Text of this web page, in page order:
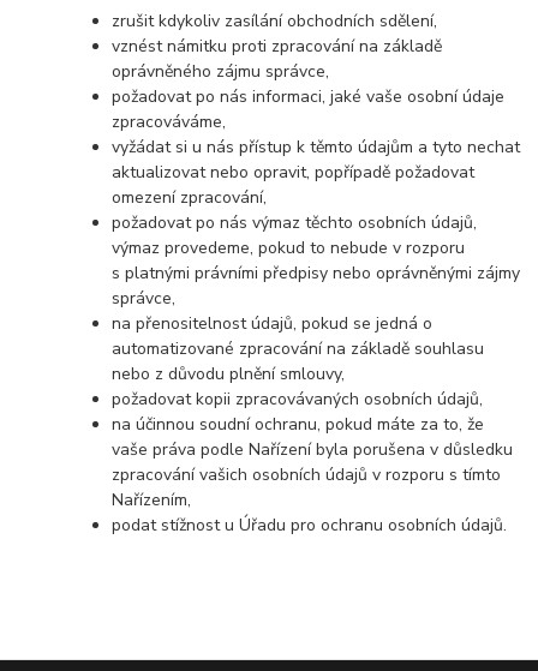
zrušit kdykoliv zasílání obchodních sdělení,
vznést námitku proti zpracování na základě
oprávněného zájmu správce,
požadovat po nás informaci, jaké vaše osobní údaje
zpracováváme,
vyžádat si u nás přístup k těmto údajům a tyto nechat
aktualizovat nebo opravit, popřípadě požadovat
omezení zpracování,
požadovat po nás výmaz těchto osobních údajů,
výmaz provedeme, pokud to nebude v rozporu
s platnými právními předpisy nebo oprávněnými zájmy
správce,
na přenositelnost údajů, pokud se jedná o
automatizované zpracování na základě souhlasu
nebo z důvodu plnění smlouvy,
požadovat kopii zpracovávaných osobních údajů,
na účinnou soudní ochranu, pokud máte za to, že
vaše práva podle Nařízení byla porušena v důsledku
zpracování vašich osobních údajů v rozporu s tímto
Nařízením,
podat stížnost u Úřadu pro ochranu osobních údajů.